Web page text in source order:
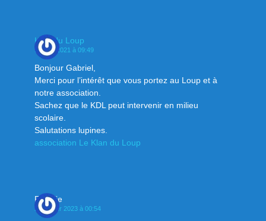
Klan du Loup
9 mars 2021 à 09:49
Bonjour Gabriel,
Merci pour l’intérêt que vous portez au Loup et à
notre association.
Sachez que le KDL peut intervenir en milieu
scolaire.
Salutations lupines.
association Le Klan du Loup
Floralie
21 février 2023 à 00:54